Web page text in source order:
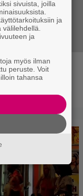
tutun
om
sivuista, joilla
ja
ja
myös ilman
peruste. Voit
tahansa